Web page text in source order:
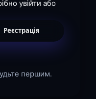
увійти або
Реєстрація
першим.